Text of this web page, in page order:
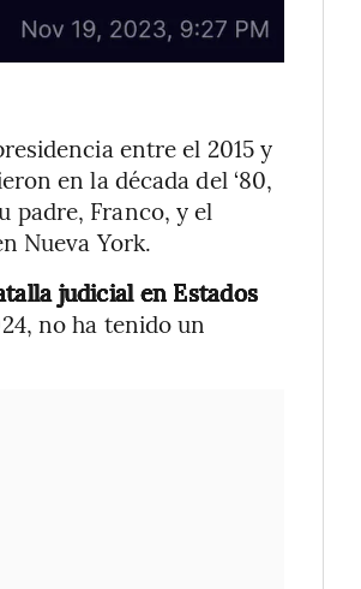
entre el 2015 y
en la década del ‘80,
Franco, y el
Nueva York.
judicial en Estados
no ha tenido un